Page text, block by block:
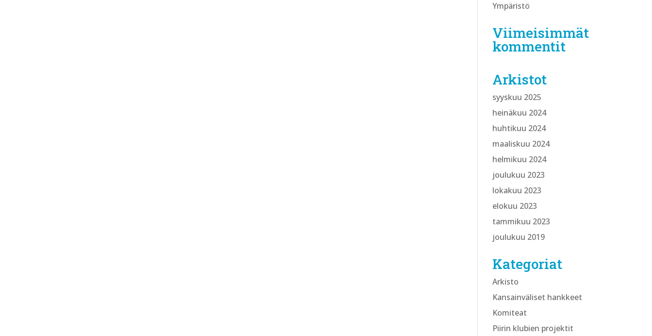
Ympäristö
Viimeisimmät
kommentit
Arkistot
syyskuu 2025
heinäkuu 2024
huhtikuu 2024
maaliskuu 2024
helmikuu 2024
joulukuu 2023
lokakuu 2023
elokuu 2023
tammikuu 2023
joulukuu 2019
Kategoriat
Arkisto
Kansainväliset hankkeet
Komiteat
Piirin klubien projektit